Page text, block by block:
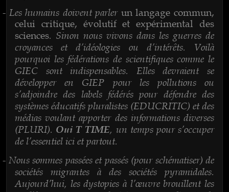
- Les humains doivent parler un langage commun,
celui critique, évolutif et expérimental des
sciences. Sinon nous vivons dans les guerres de
croyances et d’idéologies ou d’intérêts. Voilà
pourquoi les fédérations de scientifiques comme le
GIEC sont indispensables. Elles devraient se
développer en GIEP pour les pollutions ou
s’adjoindre des labels fédérés pour défendre des
systèmes éducatifs pluralistes (EDUCRITIC) et des
médias voulant apporter des informations diverses
(PLURI). Oui T TIME, un temps pour s’occuper
de l’essentiel ici et partout.
- Nous sommes passées et passés (pour schématiser) de
sociétés migrantes à des sociétés pyramidales.
Aujourd’hui, les dystopies à l’œuvre brouillent les